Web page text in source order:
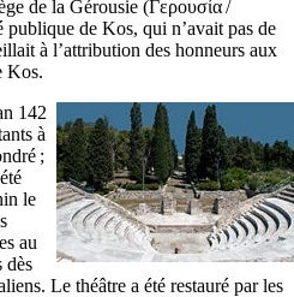
de la Gérousie (Γερουσία/
publique de Kos, qui n’avait pas de
à l’attribution des honneurs aux
Kos.
142
à
;
le
au
dès
Le théâtre a été restauré par les